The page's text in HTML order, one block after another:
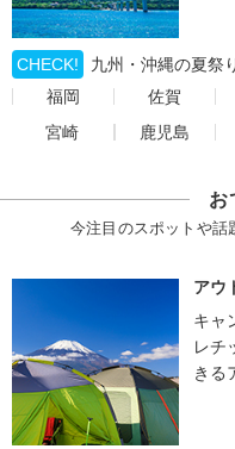
CHECK!
九州・沖縄の夏祭
福岡
佐賀
宮崎
鹿児島
お
今注目のスポットや話
アウ
キャ
レチ
きる